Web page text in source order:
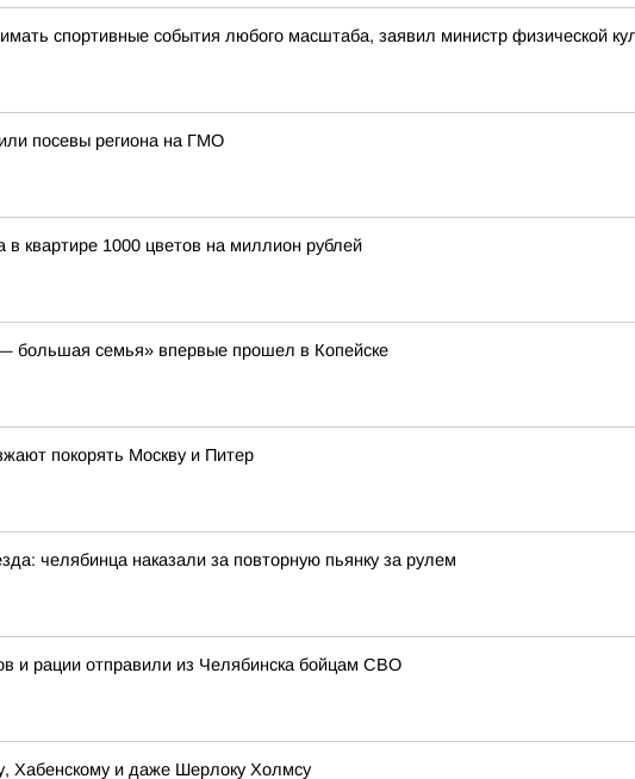
спортивные события любого масштаба, заявил министр физической
посевы региона на ГМО
в квартире 1000 цветов на миллион рублей
большая семья» впервые прошел в Копейске
покорять Москву и Питер
челябинца наказали за повторную пьянку за рулем
и рации отправили из Челябинска бойцам СВО
Хабенскому и даже Шерлоку Холмсу